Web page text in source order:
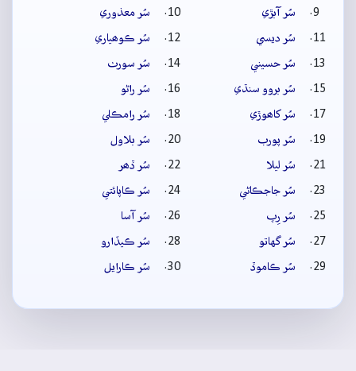
سُر آبڙي
سُر معذوري
سُر ديسي
سُر ڪوھياري
سُر حسيني
سُر سورٺ
سُر بروو سنڌي
سُر راڻو
سُر کاھوڙي
سُر رامڪلي
سُر پورب
سُر بلاول
سُر ليلا
سُر ڏھر
سُر جاجڪاڻي
سُر ڪاپائتي
سُر رِپ
سُر آسا
سُر گهاتو
سُر ڪيڏارو
سُر ڪاموڏ
سُر ڪارايل